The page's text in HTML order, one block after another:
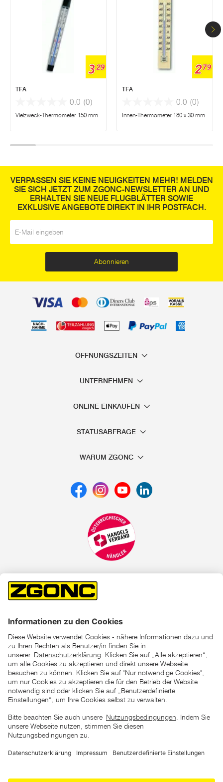
329
TFA
0.0 (0)
Vielzweck-Thermometer 150 mm
279
TFA
0.0 (0)
Innen-Thermometer 180 x 30 mm
VERPASSEN SIE KEINE NEUIGKEITEN MEHR! MELDEN
SIE SICH JETZT ZUM ZGONC-NEWSLETTER AN UND
ERHALTEN SIE NEUE FLUGBLÄTTER SOWIE
EXKLUSIVE ANGEBOTE DIREKT IN IHR POSTFACH.
Abonnieren
ÖFFNUNGSZEITEN
UNTERNEHMEN
ONLINE EINKAUFEN
STATUSABFRAGE
WARUM ZGONC
Tagen vor Beginn dieser Aktion verlangte Preis
unter den UVP Preisen auf dieser Website sind die
Copyright © 2026 ZGONC. Alle Rechte vorbehalten.
AGB Datenschutz Impressum Barrierefreiheitserklärung